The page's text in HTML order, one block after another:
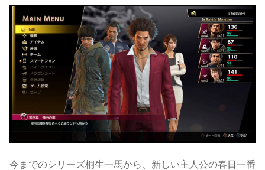
今までのシリーズ桐生一馬から、新しい主人公の春日一番